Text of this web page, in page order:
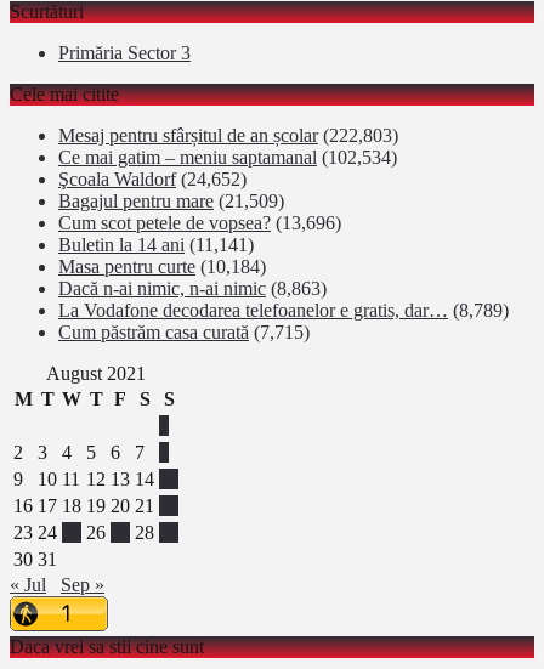
Scurtături
Primăria Sector 3
Cele mai citite
Mesaj pentru sfârșitul de an școlar (222,803)
Ce mai gatim – meniu saptamanal (102,534)
Şcoala Waldorf (24,652)
Bagajul pentru mare (21,509)
Cum scot petele de vopsea? (13,696)
Buletin la 14 ani (11,141)
Masa pentru curte (10,184)
Dacă n-ai nimic, n-ai nimic (8,863)
La Vodafone decodarea telefoanelor e gratis, dar… (8,789)
Cum păstrăm casa curată (7,715)
August 2021
M T W T F S
S
2
3 4 5 6 7
9
10 11 12 13 14
16 17 18 19 20 21
23 24 26 28
30 31
« Jul
Sep »
Daca vrei sa stii cine sunt